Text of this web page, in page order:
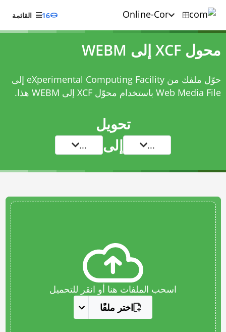
16 القائمة
محول XCF إلى WEBM
حوّل ملفك من eXperimental Computing Facility إلى
Web Media File باستخدام
محوّل XCF إلى WEBM هذا.
تحويل
... إلى ...
اسحب الملفات هنا أو انقر للتحميل
اختر ملفًا